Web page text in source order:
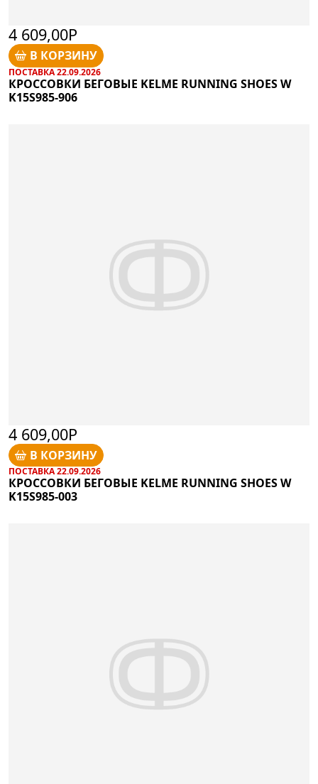
4 609,00Р
В КОРЗИНУ
ПОСТАВКА 22.09.2026
КРОССОВКИ БЕГОВЫЕ KELME RUNNING SHOES W
K15S985-906
4 609,00Р
В КОРЗИНУ
ПОСТАВКА 22.09.2026
КРОССОВКИ БЕГОВЫЕ KELME RUNNING SHOES W
K15S985-003